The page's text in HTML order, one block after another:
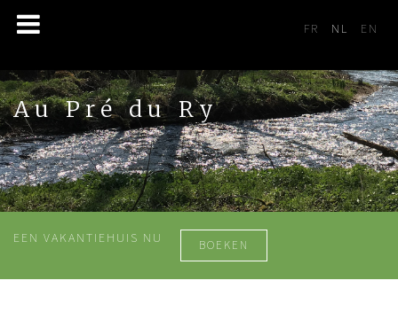
Selecteer de
FR NL EN
Au Pré du Ry
EEN VAKANTIEHUIS NU BOEKEN